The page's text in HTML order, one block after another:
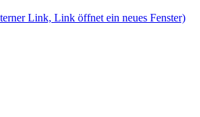
Link, Link öffnet ein neues Fenster)